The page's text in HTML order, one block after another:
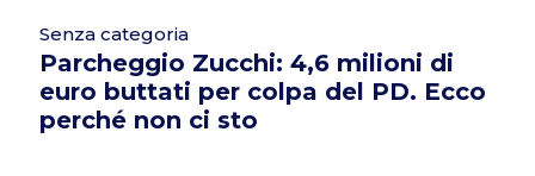
Senza categoria
Parcheggio Zucchi: 4,6 milioni di
euro buttati per colpa del PD. Ecco
perché non ci sto